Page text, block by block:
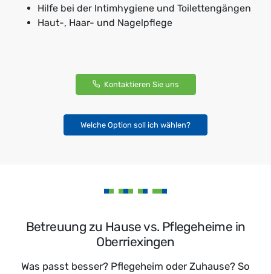
Hilfe bei der Intimhygiene und Toilettengängen
Haut-, Haar- und Nagelpflege
Kontaktieren Sie uns
Welche Option soll ich wählen?
Betreuung zu Hause vs. Pflegeheime in
Oberriexingen
Was passt besser? Pflegeheim oder Zuhause? So